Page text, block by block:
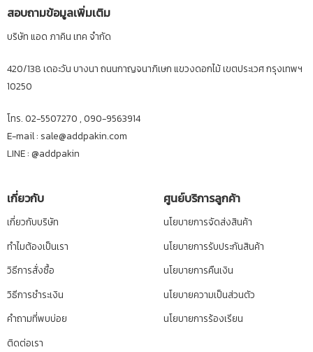
สอบถามข้อมูลเพิ่มเติม
บริษัท แอด ภาคิน เทค จำกัด
420/138 เดอะวัน บางนา ถนนกาญจนาภิเษก แขวงดอกไม้ เขตประเวศ กรุงเทพฯ
10250
โทร. 02-5507270 , 090-9563914
E-mail : sale@addpakin.com
LINE : @addpakin
เกี่ยวกับ
เกี่ยวกับบริษัท
ทำไมต้องเป็นเรา
วิธีการสั่งซื้อ
วิธีการชำระเงิน
คำถามที่พบบ่อย
ติดต่อเรา
ศูนย์บริการลูกค้า
นโยบายการจัดส่งสินค้า
นโยบายการรับประกันสินค้า
นโยบายการคืนเงิน
นโยบายความเป็นส่วนตัว
นโยบายการร้องเรียน